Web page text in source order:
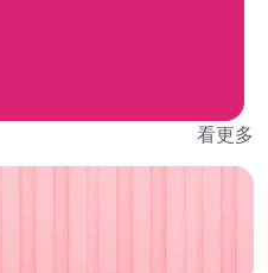
看更多